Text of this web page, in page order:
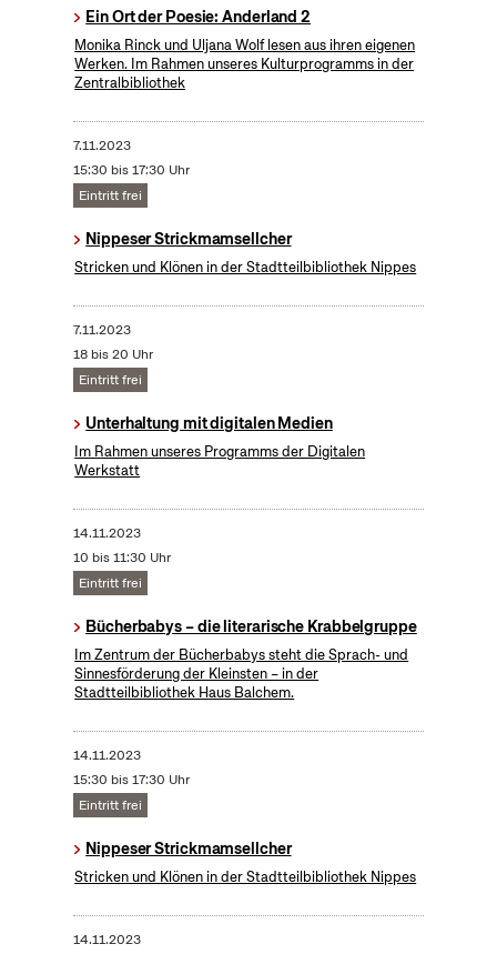
Ein Ort der Poesie: Anderland 2
Monika Rinck und Uljana Wolf lesen aus ihren eigenen
Werken. Im Rahmen unseres Kulturprogramms in der
Zentralbibliothek
7.11.2023
15:30 bis 17:30 Uhr
Eintritt frei
Nippeser Strickmamsellcher
Stricken und Klönen in der Stadtteilbibliothek Nippes
7.11.2023
18 bis 20 Uhr
Eintritt frei
Unterhaltung mit digitalen Medien
Im Rahmen unseres Programms der Digitalen
Werkstatt
14.11.2023
10 bis 11:30 Uhr
Eintritt frei
Bücherbabys – die literarische Krabbelgruppe
Im Zentrum der Bücherbabys steht die Sprach- und
Sinnesförderung der Kleinsten – in der
Stadtteilbibliothek Haus Balchem.
14.11.2023
15:30 bis 17:30 Uhr
Eintritt frei
Nippeser Strickmamsellcher
Stricken und Klönen in der Stadtteilbibliothek Nippes
14.11.2023